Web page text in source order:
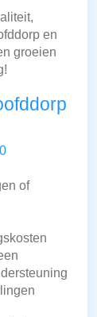
en
groeien
of